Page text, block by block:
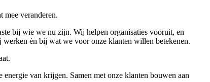
mee veranderen.
bij wie we nu zijn. Wij helpen organisaties vooruit, en
én bij wat we voor onze klanten willen betekenen.
van krijgen. Samen met onze klanten bouwen aan